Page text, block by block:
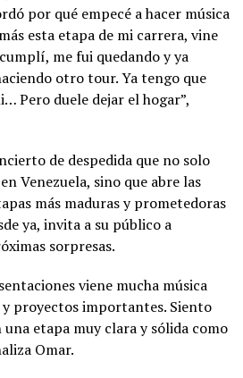
por qué empecé a hacer música
esta etapa de mi carrera, vine
me fui quedando y ya
otro tour. Ya tengo que
Pero duele dejar el hogar”,
de despedida que no solo
Venezuela, sino que abre las
más maduras y prometedoras
ya, invita a su público a
sorpresas.
viene mucha música
y proyectos importantes. Siento
etapa muy clara y sólida como
Omar.